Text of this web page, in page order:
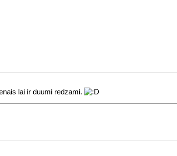
lai ir duumi redzami.